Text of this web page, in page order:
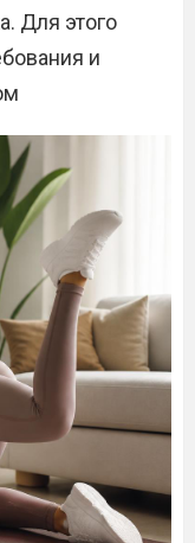
Для этого
и